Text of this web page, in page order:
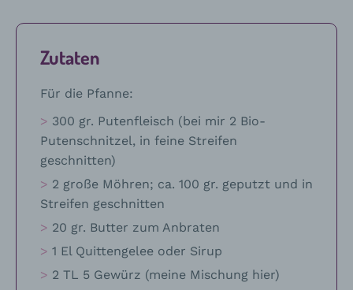
Rezept
Zutaten
Für die Pfanne:
300 gr. Putenfleisch (bei mir 2 Bio-
Putenschnitzel, in feine Streifen
geschnitten)
2 große Möhren; ca. 100 gr. geputzt und in
Streifen geschnitten
20 gr. Butter zum Anbraten
1 El Quittengelee oder Sirup
2 TL 5 Gewürz (meine Mischung hier)